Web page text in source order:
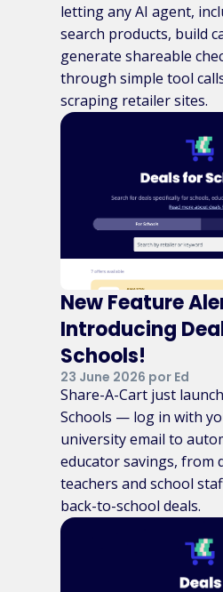
letting any AI agent,
search products, build
generate shareable
through simple tool
scraping retailer sites.
New Feature
Introducing
Schools!
23 June 2026 por Ed
Share-A-Cart just
Schools — log in with
university email to
educator savings, from
teachers and school
back-to-school deals.